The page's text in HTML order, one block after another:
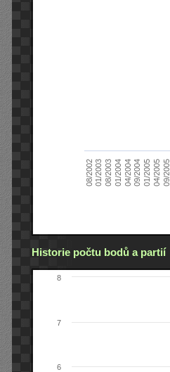
08/200201/200308/200301/200404/200409/200401/200504/200509/2005
Historie počtu bodů a partií
6
7
8